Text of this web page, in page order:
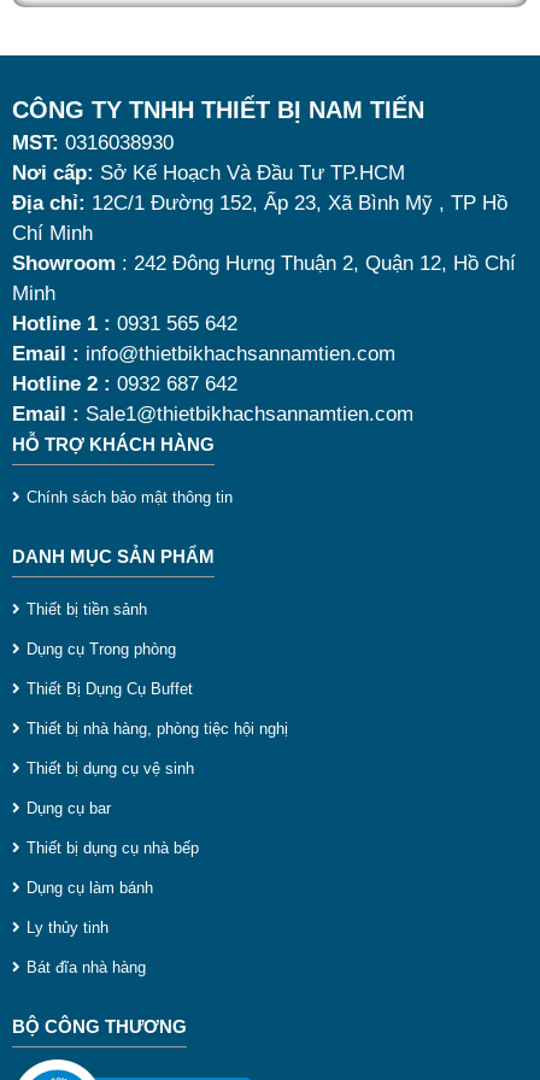
Tuy nhiên, giữa hàng loạt mẫu mã trên thị trường,
đâu là loại phù hợp nhất? Nên chọn nồi hâm buffet
dùng điện hay dùng cồn? Cùng tìm hiểu những tiêu
chí quan trọng giúp bạn chọn được mẫu
nóng thức ăn 9 lítchất lượng, bền đẹp và tối ưu chi
phí nhất hiện nay.
CÔNG TY TNHH THIẾT BỊ NAM TIẾN
MST: 0316038930
Nơi cấp: Sở Kế Hoạch Và Đầu Tư TP.HCM
Địa chỉ: 12C/1 Đường 152, Ấp 23, Xã Bình Mỹ , TP Hồ
Chí Minh
Showroom : 242 Đông Hưng Thuận 2, Quận 12, Hồ Chí
Minh
Hotline 1 : 0931 565 642
Email : info@thietbikhachsannamtien.com
Hotline 2 : 0932 687 642
Email : Sale1@thietbikhachsannamtien.com
HỖ TRỢ KHÁCH HÀNG
Chính sách bảo mật thông tin
DANH MỤC SẢN PHẨM
Thiết bị tiền sảnh
Dụng cụ Trong phòng
Thiết Bị Dụng Cụ Buffet
Thiết bị nhà hàng, phòng tiệc hội nghị
Thiết bị dụng cụ vệ sinh
Dụng cụ bar
Thiết bị dụng cụ nhà bếp
Dụng cụ làm bánh
Ly thủy tinh
Bát đĩa nhà hàng
BỘ CÔNG THƯƠNG